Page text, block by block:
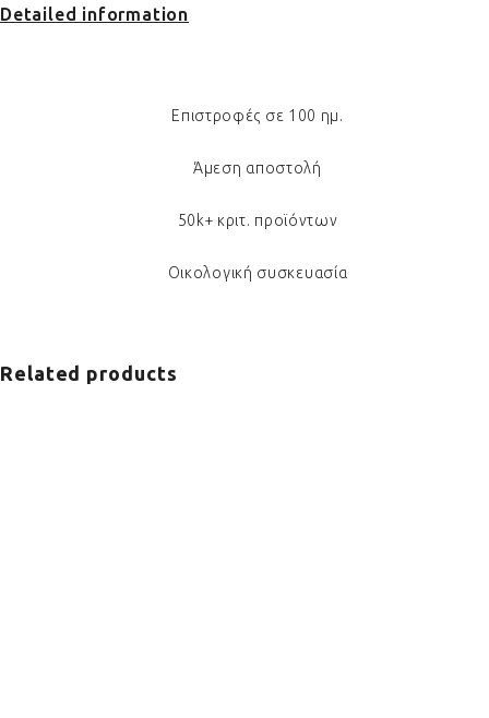
Detailed information
Επιστροφές σε 100 ημ.
Άμεση αποστολή
50k+ κριτ. προϊόντων
Οικολογική συσκευασία
Related products